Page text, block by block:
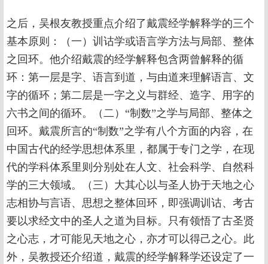
之后，吴根友教授重点介绍了戴震经学解释学的三个
基本原则：（一）训诂学或语言学方法与局部、整体
之回环。他介绍戴震的经学解释包含两曾解释的循
环：第一层是字、语言到道，与由道来理解语言、文
字的循环；第二层是一字之义与群经、造字、用字的
六书之间的循环。（二）“制数”之学与局部、整体之
回环。戴震所言的“制数”之学有八个方面的内容，在
中国古代的经学思想体系里，都属于专门之学，在现
代的学科体系里则分别处在人文、社会科学、自然科
学的三大领域。（三）大其心以与圣人协于天地之心
志相协与言语、思想之整体回环，即强调训诂、考古
要以求经文中的圣人之道为目标。只有领悟了古圣贤
之心志，才可能见天地之心，亦才可以得己之心。此
外，吴教授还介绍道，戴震的经学解释学还设定了一